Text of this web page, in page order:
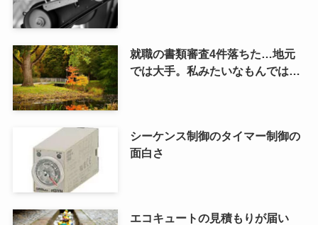
就職の書類審査4件落ちた…地元
では大手。私みたいなもんでは…
シーケンス制御のタイマー制御の
面白さ
エコキュートの見積もりが届い